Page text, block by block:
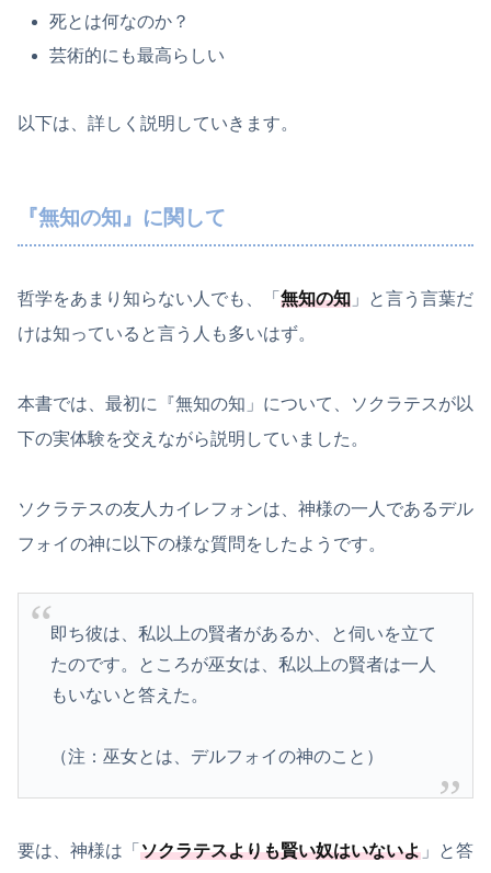
死とは何なのか？
芸術的にも最高らしい
以下は、詳しく説明していきます。
『無知の知』に関して
哲学をあまり知らない人でも、「 無知の知 」と言う言葉だ
けは知っていると言う人も多いはず。
本書では、最初に『無知の知」について、ソクラテスが以
下の実体験を交えながら説明していました。
ソクラテスの友人カイレフォンは、神様の一人であるデル
フォイの神に以下の様な質問をしたようです。
即ち彼は、私以上の賢者があるか、と伺いを立て
たのです。ところが巫女は、私以上の賢者は一人
もいないと答えた。
（注：巫女とは、デルフォイの神のこと）
要は、神様は「 ソクラテスよりも賢い奴はいないよ 」と答